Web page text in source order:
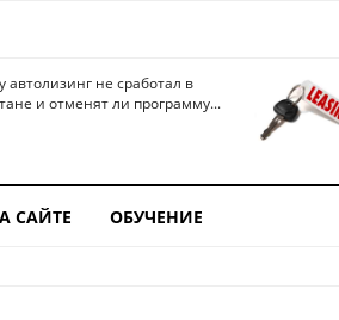
автолизинг не сработал в
и отменят ли программу...
САЙТЕ ОБУЧЕНИЕ